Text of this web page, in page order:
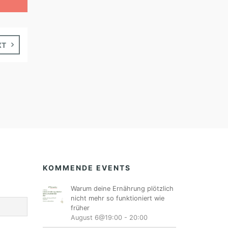
KOMMENDE EVENTS
Warum deine Ernährung plötzlich
nicht mehr so funktioniert wie
früher
August 6@19:00- 20:00